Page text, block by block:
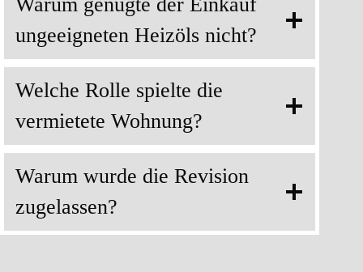
Warum genügte der Einkauf
ungeeigneten Heizöls nicht?
Welche Rolle spielte die
vermietete Wohnung?
Warum wurde die Revision
zugelassen?